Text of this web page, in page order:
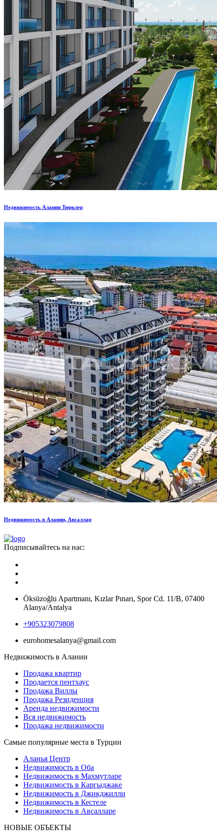
Недвижимость Алании Тюрклер
Недвижимость в Алании, Авсаллар
Подписывайтесь на нас:
Öksüzoğlu Apartmanı, Kızlar Pınarı, Spor Cd. 11/B, 07400
Alanya/Antalya
+905323079808
eurohomesalanya@gmail.com
Недвижимость в Алании
Продажа квартир
Продается пентхаус
Продажа Виллы
Продажа Резиденция
Аренда недвижимости
Вся недвижимость
Продажа недвижимости
Самые популярные места в Турции
Аланья Центр
Недвижимость в Оба
Недвижимость в Махмутларе
Недвижимость в Каргыджаке
Недвижимость в Джикджилли
Недвижимость в Кестеле
Недвижимость в Авсалларе
НОВЫЕ ОБЪЕКТЫ